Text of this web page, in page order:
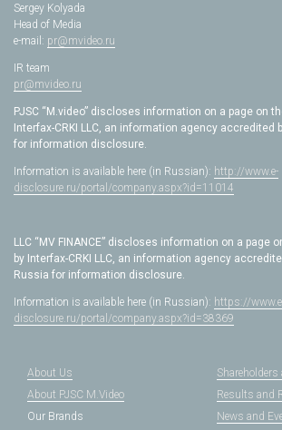
Sergey Kolyada
Head of Media
e-mail: pr@mvideo.ru
IR team
pr@mvideo.ru
PJSC “M.video” discloses information on a page on
Interfax-CRKI LLC, an information agency accredited
for information disclosure.
Information is available here (in Russian): http://www.e-
disclosure.ru/portal/company.aspx?id=11014
LLC “MV FINANCE” discloses information on a page
by Interfax-CRKI LLC, an information agency
Russia for information disclosure.
Information is available here (in Russian): https://
disclosure.ru/portal/company.aspx?id=38369
About Us
About PJSC M.Video
Our Brands
Results and
News and